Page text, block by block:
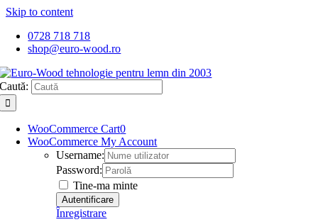
Skip to content
0728 718 718
shop@euro-wood.ro
Caută:
WooCommerce Cart0
WooCommerce My Account
Username:
Password:
Tine-ma minte
Înregistrare